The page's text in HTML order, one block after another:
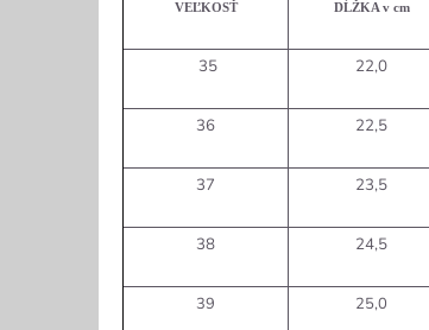
VEĽKOSŤ DĹŽKA v cm
35 22,0
36 22,5
37 23,5
38 24,5
39 25,0